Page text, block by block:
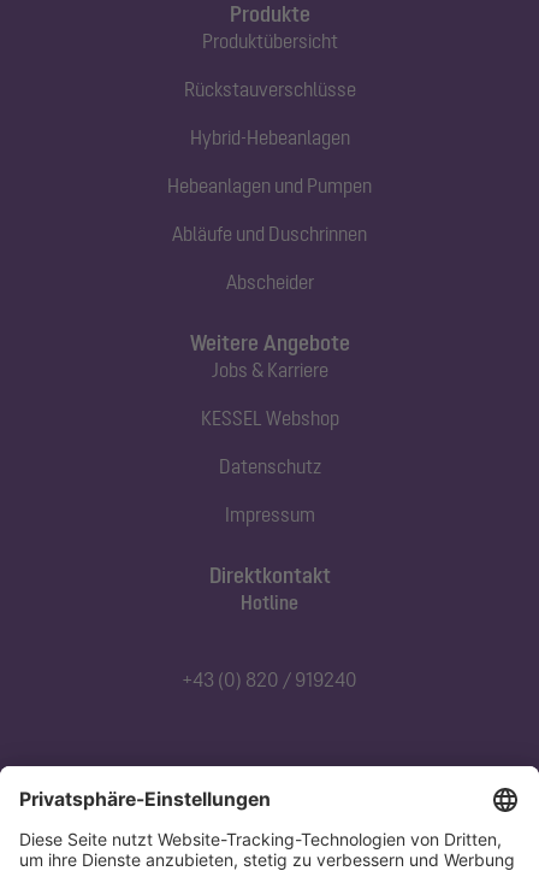
Produkte
Produktübersicht
Rückstauverschlüsse
Hybrid-Hebeanlagen
Hebeanlagen und Pumpen
Abläufe und Duschrinnen
Abscheider
Direktkontakt
Hotline
+43 (0) 820 / 919240
Abonnieren Sie unseren Newsletter
Jetzt anmelden
Weitere Angebote
Jobs & Karriere
KESSEL Webshop
Datenschutz
Impressum